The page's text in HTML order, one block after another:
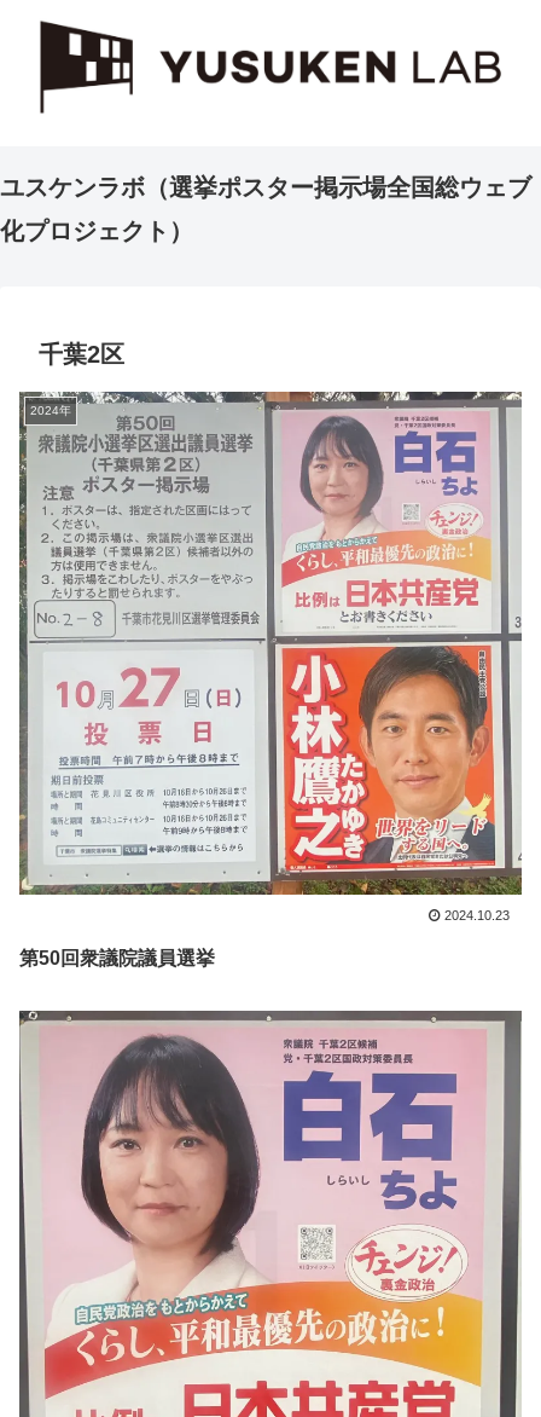
ユスケンラボ（選挙ポスター掲示場全国総ウェブ
化プロジェクト）
千葉2区
2024年
2024.10.23
第50回衆議院議員選挙